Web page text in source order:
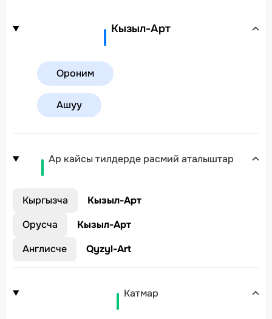
Кызыл-Арт
Ороним
Ашуу
Ар кайсы тилдерде расмий аталыштар
Кыргызча
Кызыл-Арт
Орусча
Кызыл-Арт
Англисче
Qyzyl-Art
Катмар